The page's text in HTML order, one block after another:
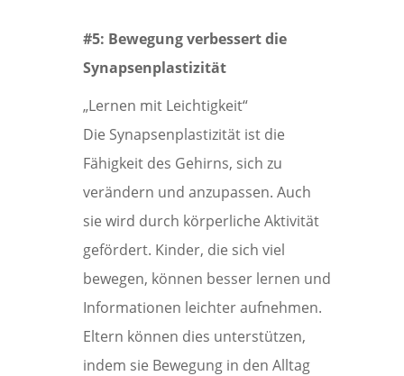
#5: Bewegung verbessert die
Synapsenplastizität
„Lernen mit Leichtigkeit“
Die Synapsenplastizität ist die
Fähigkeit des Gehirns, sich zu
verändern und anzupassen. Auch
sie wird durch körperliche Aktivität
gefördert. Kinder, die sich viel
bewegen, können besser lernen und
Informationen leichter aufnehmen.
Eltern können dies unterstützen,
indem sie Bewegung in den Alltag